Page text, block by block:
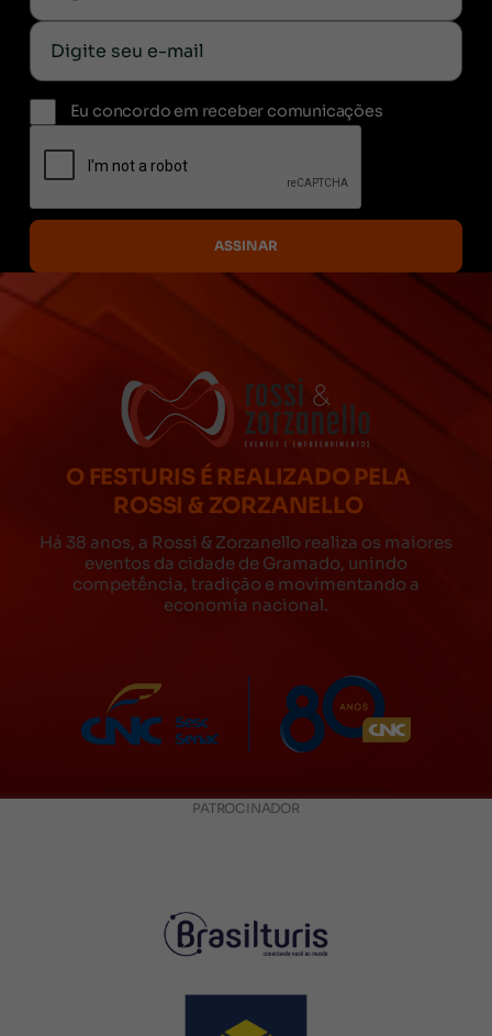
Eu concordo em receber comunicações
O FESTURIS É REALIZADO PELA
ROSSI & ZORZANELLO
Há 38 anos, a Rossi & Zorzanello realiza os maiores
eventos da cidade de Gramado, unindo
competência, tradição e movimentando a
economia nacional.
PATROCINADOR